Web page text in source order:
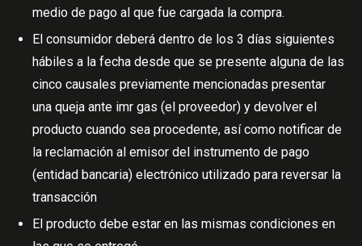
medio de pago al que fue cargada la compra.
El consumidor deberá dentro de los 3 días siguientes
hábiles a la fecha desde que se presente alguna de las
cinco causales previamente mencionadas presentar
una queja ante imr gas (el proveedor) y devolver el
producto cuando sea procedente, así como notificar de
la reclamación al emisor del instrumento de pago
(entidad bancaria) electrónico utilizado para reversar la
transacción
El producto debe estar en las mismas condiciones en